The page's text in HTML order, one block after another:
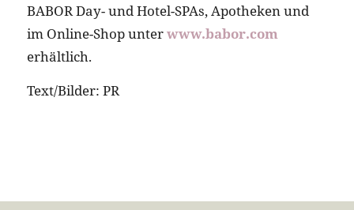
BABOR Day- und Hotel-SPAs, Apotheken und
im Online-Shop unterwww.babor.com
erhältlich.
Text/Bilder: PR